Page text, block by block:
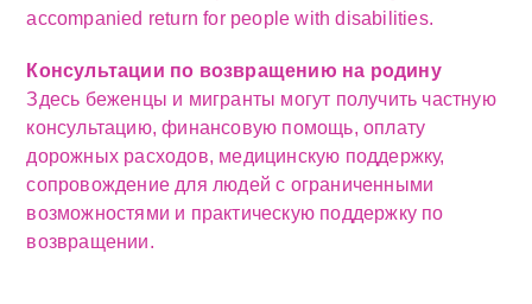
accompanied return for people with disabilities.
Консультации по возвращению на родину
Здесь беженцы и мигранты могут получить частную
консультацию, финансовую помощь, оплату
дорожных расходов, медицинскую поддержку,
сопровождение для людей с ограниченными
возможностями и практическую поддержку по
возвращении.